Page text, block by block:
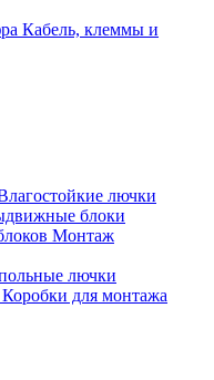
Кабель, клеммы и
лючки
блоки
Монтаж
лючки
Коробки для монтажа